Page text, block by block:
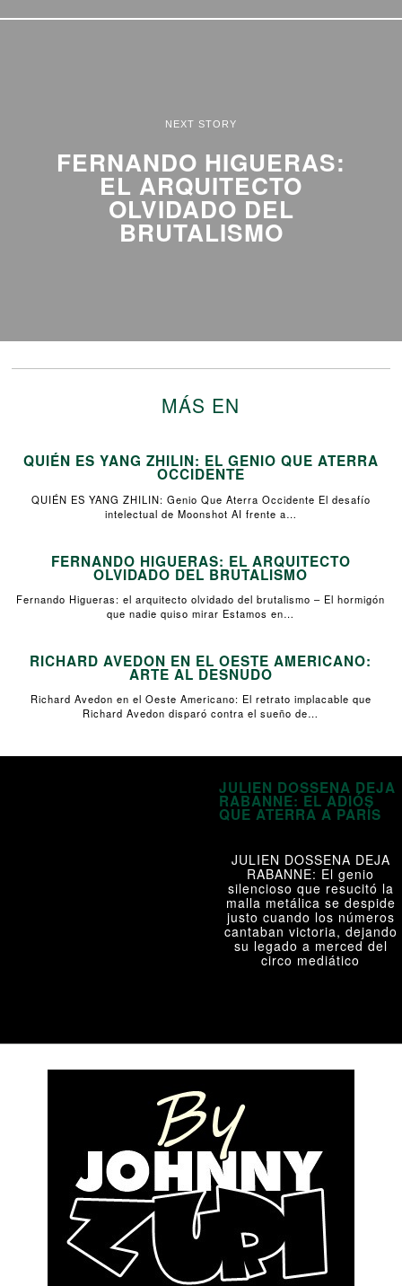
NEXT STORY
FERNANDO HIGUERAS:
EL ARQUITECTO
OLVIDADO DEL
BRUTALISMO
MÁS EN
QUIÉN ES YANG ZHILIN: EL GENIO QUE ATERRA
OCCIDENTE
QUIÉN ES YANG ZHILIN: Genio Que Aterra Occidente El desafío
intelectual de Moonshot AI frente a…
FERNANDO HIGUERAS: EL ARQUITECTO
OLVIDADO DEL BRUTALISMO
Fernando Higueras: el arquitecto olvidado del brutalismo – El hormigón
que nadie quiso mirar Estamos en…
RICHARD AVEDON EN EL OESTE AMERICANO:
ARTE AL DESNUDO
Richard Avedon en el Oeste Americano: El retrato implacable que
Richard Avedon disparó contra el sueño de…
JULIEN DOSSENA DEJA
RABANNE: EL ADIÓS
QUE ATERRA A PARÍS
JULIEN DOSSENA DEJA
RABANNE: El genio
silencioso que resucitó la
malla metálica se despide
justo cuando los números
cantaban victoria, dejando
su legado a merced del
circo mediático